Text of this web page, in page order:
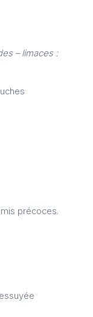
– limaces :
précoces.